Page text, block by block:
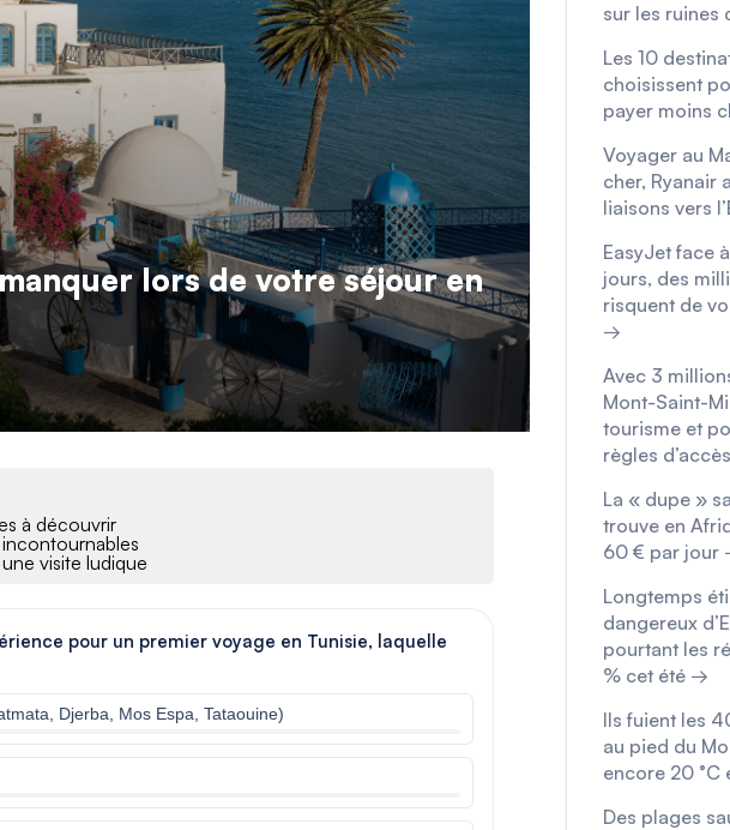
lors de votre séjour en
à découvrir
visite ludique
pour un premier voyage en Tunisie, laquelle
Djerba, Mos Espa, Tataouine)
sur les
Les 10
choisissent
payer moins
Voyager au
cher, Ryanair
liaisons vers
EasyJet face
jours, des
risquent de
→
Avec 3
Mont-Saint-
tourisme et
règles
La « dupe »
trouve en
60 € par jour
Longtemps
dangereux
pourtant les
% cet été →
Ils fuient les
au pied du
encore 20 °C
Des plages